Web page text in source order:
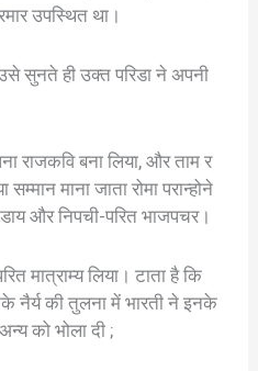
उपस्थित था।
सुनते ही उक्त परिडा ने अपनी
राजकवि बना लिया, और ताम र
माना जाता रोमा परान्होने
और निपची-परित भाजपचर।
मात्राम्य लिया। टाता है कि
नैर्य की तुलना में भारती ने इनके
को भोला दी ;